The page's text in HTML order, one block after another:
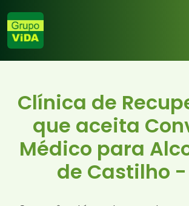
Clínica de
que aceita
Médico para
de Castilho -